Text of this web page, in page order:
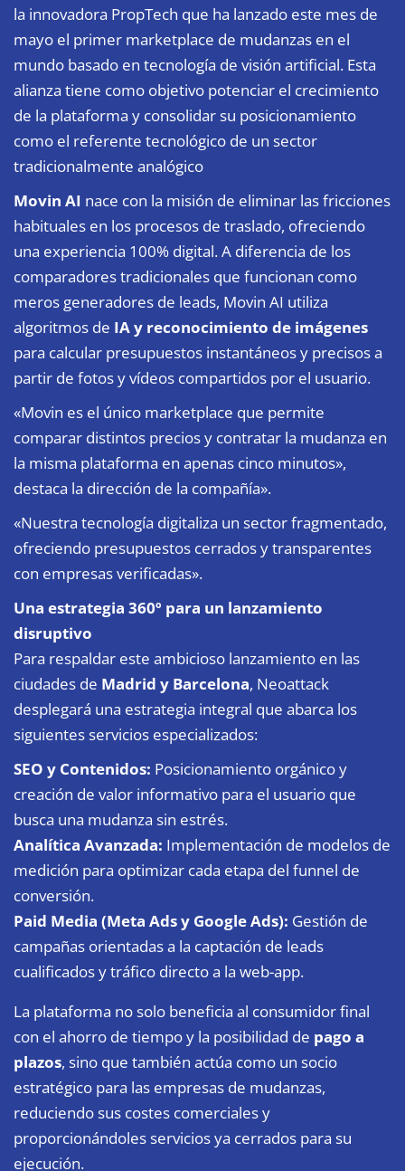
la innovadora PropTech que ha lanzado este mes de
mayo el primer marketplace de mudanzas en el
mundo basado en tecnología de visión artificial. Esta
alianza tiene como objetivo potenciar el crecimiento
de la plataforma y consolidar su posicionamiento
como el referente tecnológico de un sector
tradicionalmente analógico
Movin AI nace con la misión de eliminar las fricciones
habituales en los procesos de traslado, ofreciendo
una experiencia 100% digital. A diferencia de los
comparadores tradicionales que funcionan como
meros generadores de leads, Movin AI utiliza
algoritmos de IA y reconocimiento de imágenes
para calcular presupuestos instantáneos y precisos a
partir de fotos y vídeos compartidos por el usuario.
«Movin es el único marketplace que permite
comparar distintos precios y contratar la mudanza en
la misma plataforma en apenas cinco minutos»,
destaca la dirección de la compañía».
«Nuestra tecnología digitaliza un sector fragmentado,
ofreciendo presupuestos cerrados y transparentes
con empresas verificadas».
Una estrategia 360º para un lanzamiento
disruptivo
Para respaldar este ambicioso lanzamiento en las
ciudades de Madrid y Barcelona, Neoattack
desplegará una estrategia integral que abarca los
siguientes servicios especializados:
SEO y Contenidos: Posicionamiento orgánico y
creación de valor informativo para el usuario que
busca una mudanza sin estrés.
Analítica Avanzada: Implementación de modelos de
medición para optimizar cada etapa del funnel de
conversión.
Paid Media (Meta Ads y Google Ads): Gestión de
campañas orientadas a la captación de leads
cualificados y tráfico directo a la web-app.
La plataforma no solo beneficia al consumidor final
con el ahorro de tiempo y la posibilidad de pago a
plazos, sino que también actúa como un socio
estratégico para las empresas de mudanzas,
reduciendo sus costes comerciales y
proporcionándoles servicios ya cerrados para su
ejecución.